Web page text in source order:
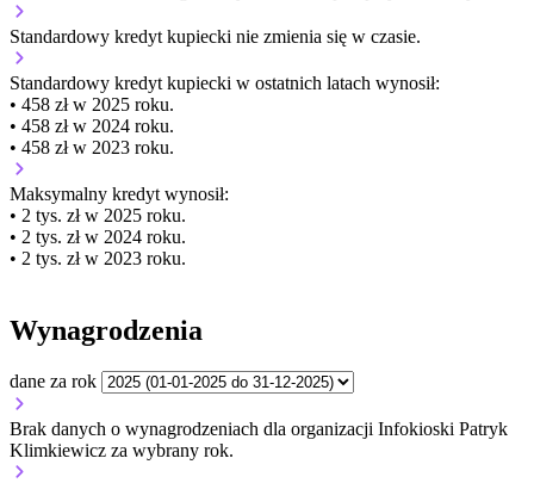
Standardowy kredyt kupiecki nie zmienia się w czasie.
Standardowy kredyt kupiecki w ostatnich latach wynosił:
• 458 zł w 2025 roku.
• 458 zł w 2024 roku.
• 458 zł w 2023 roku.
Maksymalny kredyt wynosił:
• 2 tys. zł w 2025 roku.
• 2 tys. zł w 2024 roku.
• 2 tys. zł w 2023 roku.
Wynagrodzenia
dane za rok
Brak danych o wynagrodzeniach dla organizacji Infokioski Patryk
Klimkiewicz za wybrany rok.